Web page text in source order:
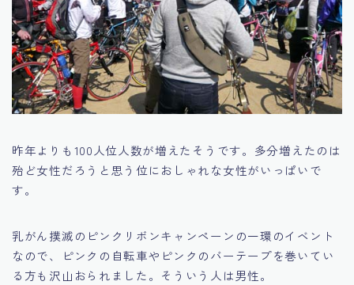
昨年よりも100人位人数が増えたそうです。多分増えたのは
殆ど女性だろうと思う位におしゃれな女性がいっぱいで
す。
乳がん撲滅のピンクリボンキャンペーンの一環のイベント
なので、ピンクの自転車やピンクのバーテープを巻いてい
る方も沢山おられました。そういう人は男性。